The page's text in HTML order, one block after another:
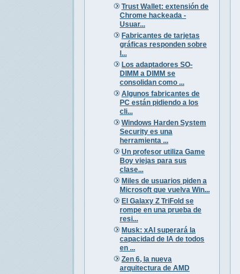
Trust Wallet: extensión de
Chrome hackeada -
Usuar...
Fabricantes de tarjetas
gráficas responden sobre
l...
Los adaptadores SO-
DIMM a DIMM se
consolidan como ...
Algunos fabricantes de
PC están pidiendo a los
cli...
Windows Harden System
Security es una
herramienta ...
Un profesor utiliza Game
Boy viejas para sus
clase...
Miles de usuarios piden a
Microsoft que vuelva Win...
El Galaxy Z TriFold se
rompe en una prueba de
resi...
Musk: xAI superará la
capacidad de IA de todos
en ...
Zen 6, la nueva
arquitectura de AMD